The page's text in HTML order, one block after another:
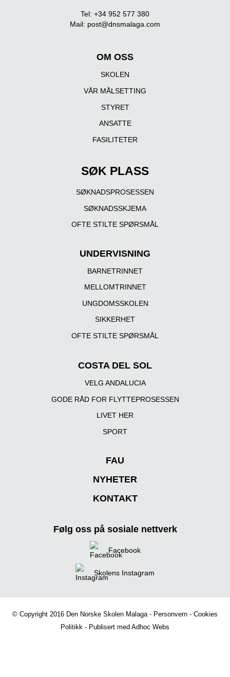
Tel: +34 952 577 380
Mail: post@dnsmalaga.com
OM OSS
SKOLEN
VÅR MÅLSETTING
STYRET
ANSATTE
FASILITETER
SØK PLASS
SØKNADSPROSESSEN
SØKNADSSKJEMA
OFTE STILTE SPØRSMÅL
UNDERVISNING
BARNETRINNET
MELLOMTRINNET
UNGDOMSSKOLEN
SIKKERHET
OFTE STILTE SPØRSMÅL
COSTA DEL SOL
VELG ANDALUCIA
GODE RÅD FOR FLYTTEPROSESSEN
LIVET HER
SPORT
FAU
NYHETER
KONTAKT
Følg oss på sosiale nettverk
Facebook
Skolens Instagram
© Copyright 2016 Den Norske Skolen Malaga - Personvern - Cookies
Politikk - Publisert med Adhoc Webs